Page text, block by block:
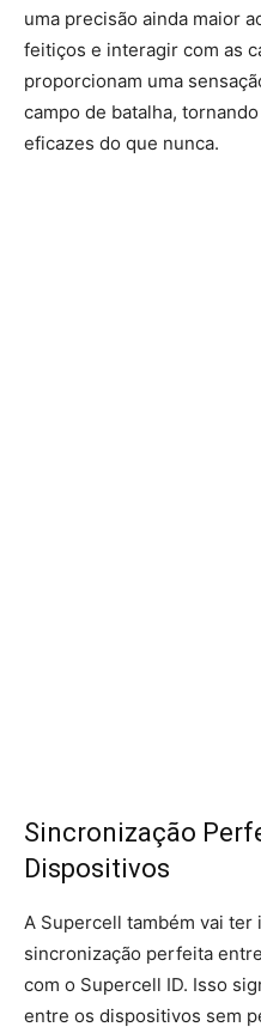
uma precisão ainda maior
feitiços e interagir com as
proporcionam uma
campo de batalha,
eficazes do que nunca.
Sincronização
Dispositivos
A Supercell também vai ter
sincronização perfeita
com o Supercell ID. Isso
entre os dispositivos sem